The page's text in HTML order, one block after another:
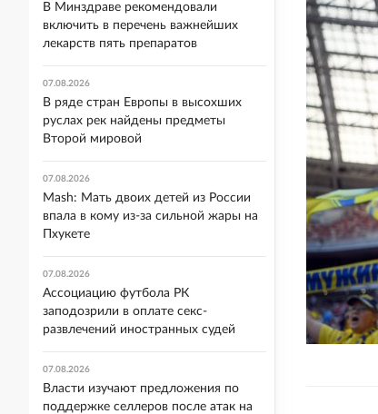
В Минздраве рекомендовали
включить в перечень важнейших
лекарств пять препаратов
07.08.2026
В ряде стран Европы в высохших
руслах рек найдены предметы
Второй мировой
07.08.2026
Mash: Мать двоих детей из России
впала в кому из-за сильной жары на
Пхукете
07.08.2026
Ассоциацию футбола РК
заподозрили в оплате секс-
развлечений иностранных судей
07.08.2026
Власти изучают предложения по
поддержке селлеров после атак на